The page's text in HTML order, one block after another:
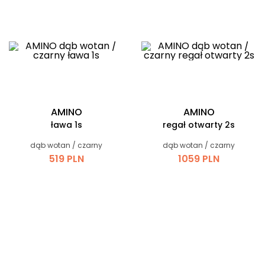
AMINO
ława 1s
dąb wotan / czarny
519 PLN
AMINO
regał otwarty 2s
dąb wotan / czarny
1059 PLN